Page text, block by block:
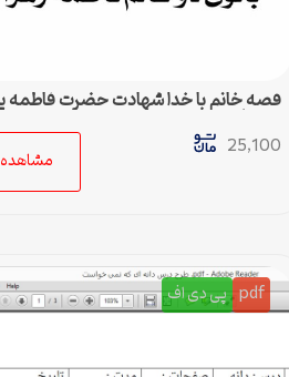
قصه خانم با خدا شهادت حضرت فاطمه
دبستان
25,100
pdf پی دی اف